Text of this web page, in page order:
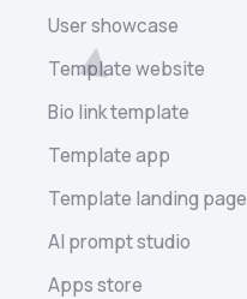
User showcase
Template website
Bio link template
Template app
Template landing page
AI prompt studio
Apps store